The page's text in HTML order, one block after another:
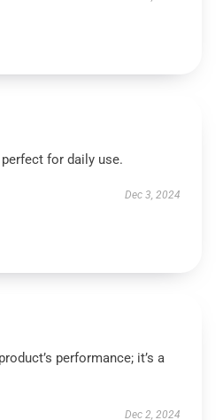
for daily use.
Dec 3, 2024
performance; it’s a
Dec 2, 2024